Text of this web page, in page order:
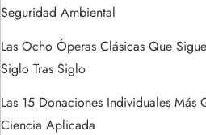
d
a
s
Seguridad Ambiental
Las Ocho Óperas Clásicas Que
Siglo Tras Siglo
Las 15 Donaciones Individuales Más
Ciencia Aplicada